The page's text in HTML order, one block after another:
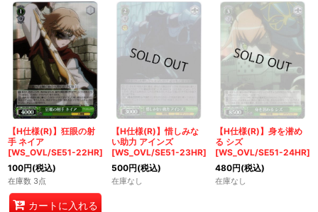
【H仕様(R)】狂眼の射
手 ネイア
[WS_OVL/SE51-22HR]
100円(税込)
在庫数 3点
カートに入れる
【H仕様(R)】惜しみな
い助力 アインズ
[WS_OVL/SE51-23HR]
500円(税込)
在庫なし
【H仕様(R)】身を潜め
る シズ
[WS_OVL/SE51-24HR]
480円(税込)
在庫なし